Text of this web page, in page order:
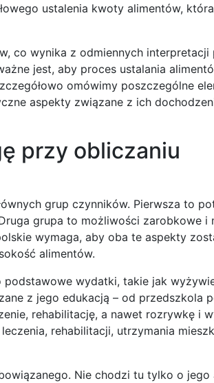
ustalenia kwoty alimentów,
co wynika z odmiennych interpretacji
jest, aby proces ustalania
omówimy poszczególne
aspekty związane z ich
przy obliczaniu
grup czynników. Pierwsza to
grupa to możliwości zarobkowe i
wymaga, aby oba te aspekty
alimentów.
wydatki, takie jak
z jego edukacją – od przedszkola
rehabilitację, a nawet rozrywkę i
rehabilitacji, utrzymania
Nie chodzi tu tylko o jego